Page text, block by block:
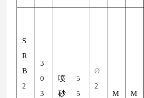
S
R
B
2
3
0
3
喷
砂
5
5
Ø
2
M
M